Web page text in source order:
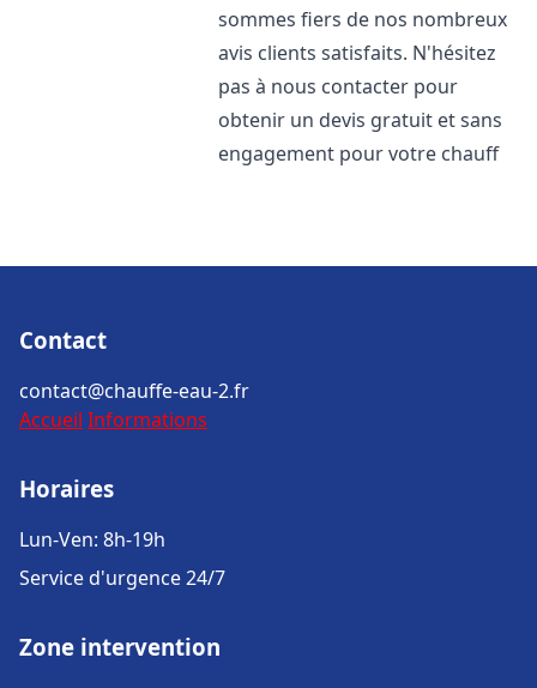
sommes fiers de nos nombreux
avis clients satisfaits. N'hésitez
pas à nous contacter pour
obtenir un devis gratuit et sans
engagement pour votre chauff
Contact
contact@chauffe-eau-2.fr
Accueil Informations
Horaires
Lun-Ven: 8h-19h
Service d'urgence 24/7
Zone intervention